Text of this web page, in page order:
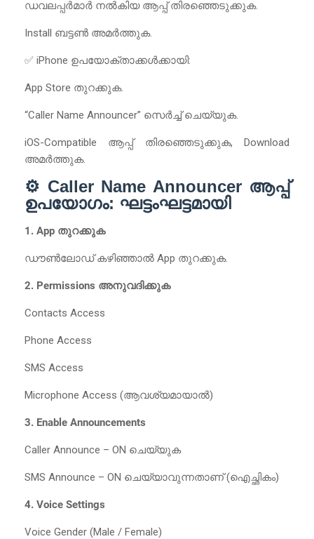
ഡവലപ്പർമാർ നൽകിയ ആപ്പ് തിരഞ്ഞെടുക്കുക.
Install ബട്ടൺ അമർത്തുക.
✅ iPhone ഉപയോക്താക്കൾക്കായി:
App Store തുറക്കുക.
“Caller Name Announcer” സെർച്ച് ചെയ്യുക.
iOS-Compatible ആപ്പ് തിരഞ്ഞെടുക്കുക, Download
അമർത്തുക.
⚙️ Caller Name Announcer ആപ്പ്
ഉപയോഗം: ഘട്ടംഘട്ടമായി
1. App തുറക്കുക
ഡൗൺലോഡ് കഴിഞ്ഞാൽ App തുറക്കുക.
2. Permissions അനുവദിക്കുക
Contacts Access
Phone Access
SMS Access
Microphone Access (ആവശ്യമായാൽ)
3. Enable Announcements
Caller Announce – ON ചെയ്യുക
SMS Announce – ON ചെയ്യാവുന്നതാണ് (ഐച്ഛികം)
4. Voice Settings
Voice Gender (Male / Female)